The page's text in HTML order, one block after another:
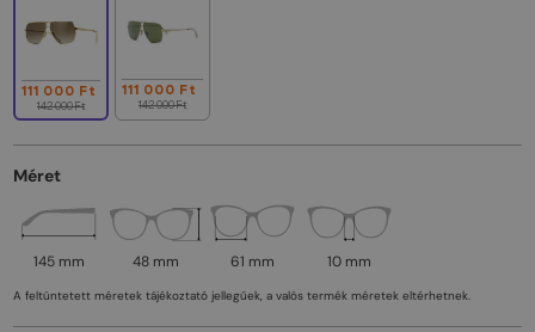
111 000 Ft
142 000 Ft
111 000 Ft
142 000 Ft
Méret
145 mm 48 mm 61 mm 10 mm
A feltüntetett méretek tájékoztató jellegűek, a valós termék méretek eltérhetnek.